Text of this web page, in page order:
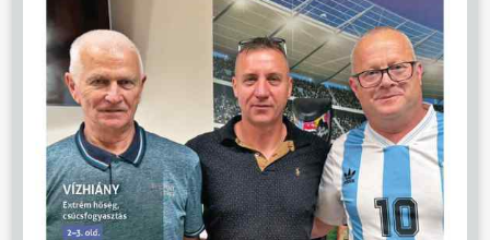
ÖNKORMÁNYZAT
ÜGYINTÉZÉS